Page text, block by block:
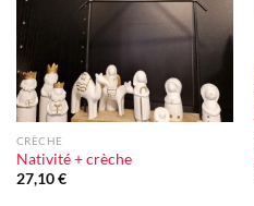
CRÈCHE
Nativité + crèche
27,10€